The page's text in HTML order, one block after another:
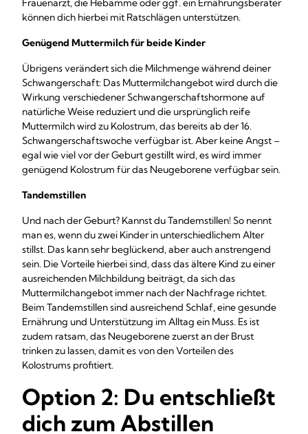
Frauenarzt, die Hebamme oder ggf. ein Ernährungsberater
können dich hierbei mit Ratschlägen unterstützen.
Genügend Muttermilch für beide Kinder
Übrigens verändert sich die Milchmenge während deiner
Schwangerschaft: Das Muttermilchangebot wird durch die
Wirkung verschiedener Schwangerschaftshormone auf
natürliche Weise reduziert und die ursprünglich reife
Muttermilch wird zu Kolostrum, das bereits ab der 16.
Schwangerschaftswoche verfügbar ist. Aber keine Angst –
egal wie viel vor der Geburt gestillt wird, es wird immer
genügend Kolostrum für das Neugeborene verfügbar sein.
Tandemstillen
Und nach der Geburt? Kannst du Tandemstillen! So nennt
man es, wenn du zwei Kinder in unterschiedlichem Alter
stillst. Das kann sehr beglückend, aber auch anstrengend
sein. Die Vorteile hierbei sind, dass das ältere Kind zu einer
ausreichenden Milchbildung beiträgt, da sich das
Muttermilchangebot immer nach der Nachfrage richtet.
Beim Tandemstillen sind ausreichend Schlaf, eine gesunde
Ernährung und Unterstützung im Alltag ein Muss. Es ist
zudem ratsam, das Neugeborene zuerst an der Brust
trinken zu lassen, damit es von den Vorteilen des
Kolostrums profitiert.
Option 2: Du entschließt
dich zum Abstillen